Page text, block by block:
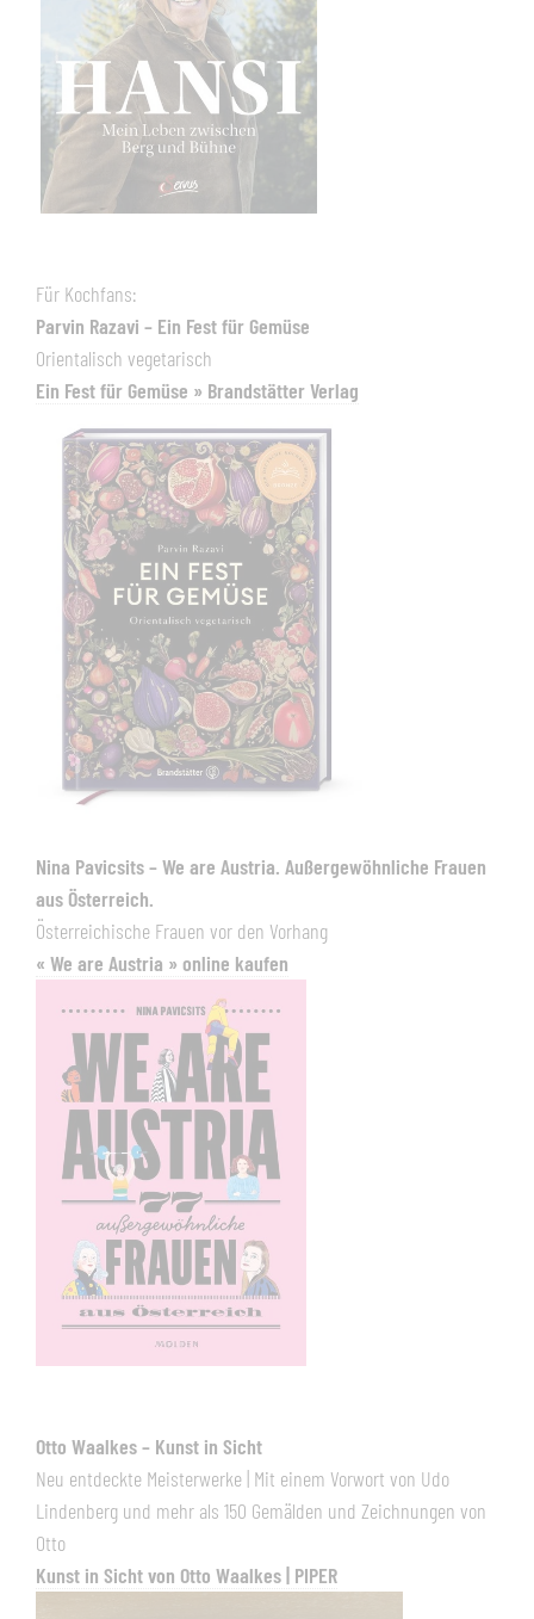
Für Kochfans:
Parvin Razavi – Ein Fest für Gemüse
Orientalisch vegetarisch
Ein Fest für Gemüse » Brandstätter Verlag
Nina Pavicsits – We are Austria. Außergewöhnliche Frauen
aus Österreich.
Österreichische Frauen vor den Vorhang
« We are Austria » online kaufen
Otto Waalkes – Kunst in Sicht
Neu entdeckte Meisterwerke | Mit einem Vorwort von Udo
Lindenberg und mehr als 150 Gemälden und Zeichnungen von
Otto
Kunst in Sicht von Otto Waalkes | PIPER